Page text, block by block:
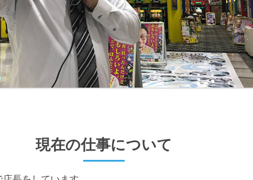
現在の仕事について